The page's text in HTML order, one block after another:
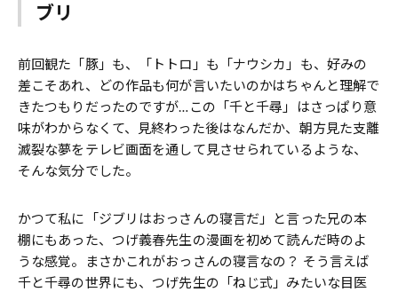
ブリ
前回観た「豚」も、「トトロ」も「ナウシカ」も、好みの
差こそあれ、どの作品も何が言いたいのかはちゃんと理解で
きたつもりだったのですが…この「千と千尋」はさっぱり意
味がわからなくて、見終わった後はなんだか、朝方見た支離
滅裂な夢をテレビ画面を通して見させられているような、
そんな気分でした。
かつて私に「ジブリはおっさんの寝言だ」と言った兄の本
棚にもあった、つげ義春先生の漫画を初めて読んだ時のよ
うな感覚。まさかこれがおっさんの寝言なの？ そう言えば
千と千尋の世界にも、つげ先生の「ねじ式」みたいな目医